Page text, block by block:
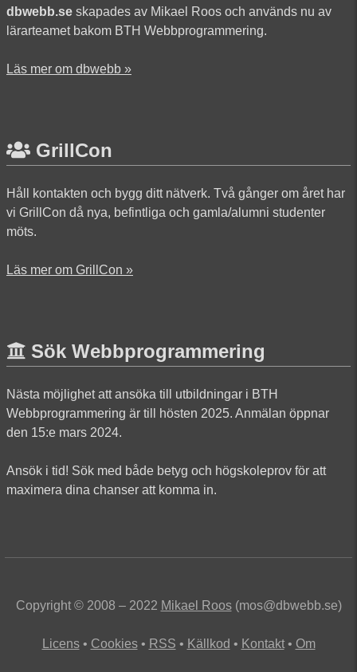
dbwebb.seskapades av Mikael Roos och används nu av
lärarteamet bakom BTH Webbprogrammering.
Läs mer om dbwebb »
GrillCon
Håll kontakten och bygg ditt nätverk. Två gånger om året har
vi GrillCon då nya, befintliga och gamla/alumni studenter
möts.
Läs mer om GrillCon »
Sök Webbprogrammering
Nästa möjlighet att ansöka till utbildningar i BTH
Webbprogrammering är till hösten 2025. Anmälan öppnar
den 15:e mars 2024.
Ansök i tid! Sök med både betyg och högskoleprov för att
maximera dina chanser att komma in.
Copyright © 2008 – 2022 Mikael Roos(mos@dbwebb.se)
Licens Cookies RSS Källkod Kontakt Om